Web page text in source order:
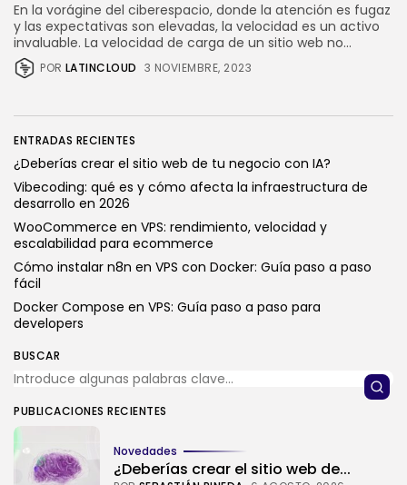
En la vorágine del ciberespacio, donde la atención es fugaz
y las expectativas son elevadas, la velocidad es un activo
invaluable. La velocidad de carga de un sitio web no...
POR LATINCLOUD 3 NOVIEMBRE, 2023
ENTRADAS RECIENTES
¿Deberías crear el sitio web de tu negocio con IA?
Vibecoding: qué es y cómo afecta la infraestructura de
desarrollo en 2026
WooCommerce en VPS: rendimiento, velocidad y
escalabilidad para ecommerce
Cómo instalar n8n en VPS con Docker: Guía paso a paso
fácil
Docker Compose en VPS: Guía paso a paso para
developers
BUSCAR
PUBLICACIONES RECIENTES
Novedades
¿Deberías crear el sitio web de...